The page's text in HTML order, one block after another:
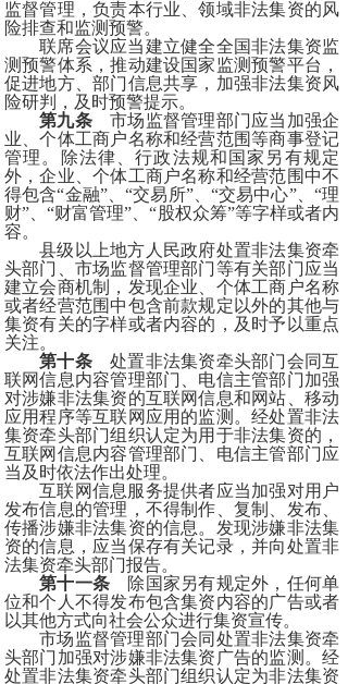
监督管理，负责本行业、领域非法集资的风
险排查和监测预警。
联席会议应当建立健全全国非法集资监
测预警体系，推动建设国家监测预警平台，
促进地方、部门信息共享，加强非法集资风
险研判，及时预警提示。
第九条市场监督管理部门应当加强企
业、个体工商户名称和经营范围等商事登记
管理。除法律、行政法规和国家另有规定
外，企业、个体工商户名称和经营范围中不
得包含“金融”、“交易所”、“交易中心”、“理
财”、“财富管理”、“股权众筹”等字样或者内
容。
县级以上地方人民政府处置非法集资牵
头部门、市场监督管理部门等有关部门应当
建立会商机制，发现企业、个体工商户名称
或者经营范围中包含前款规定以外的其他与
集资有关的字样或者内容的，及时予以重点
关注。
第十条处置非法集资牵头部门会同互
联网信息内容管理部门、电信主管部门加强
对涉嫌非法集资的互联网信息和网站、移动
应用程序等互联网应用的监测。经处置非法
集资牵头部门组织认定为用于非法集资的，
互联网信息内容管理部门、电信主管部门应
当及时依法作出处理。
互联网信息服务提供者应当加强对用户
发布信息的管理，不得制作、复制、发布、
传播涉嫌非法集资的信息。发现涉嫌非法集
资的信息，应当保存有关记录，并向处置非
法集资牵头部门报告。
第十一条 除国家另有规定外，任何单
位和个人不得发布包含集资内容的广告或者
以其他方式向社会公众进行集资宣传。
市场监督管理部门会同处置非法集资牵
头部门加强对涉嫌非法集资广告的监测。经
处置非法集资牵头部门组织认定为非法集资